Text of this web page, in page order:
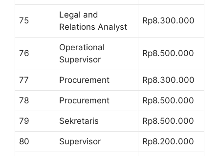
75
Legal and
Relations Analyst
Rp8.300.000
76
Operational
Supervisor
Rp8.500.000
77 Procurement Rp8.300.000
78 Procurement Rp8.500.000
79 Sekretaris Rp8.500.000
80 Supervisor Rp8.200.000